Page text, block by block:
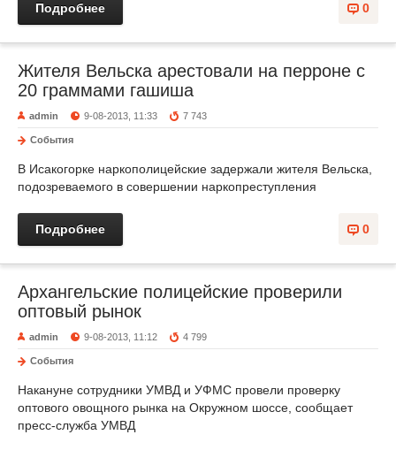
0
Подробнее
Жителя Вельска арестовали на перроне с
20 граммами гашиша
admin 9-08-2013, 11:33 7 743
События
В Исакогорке наркополицейские задержали жителя Вельска,
подозреваемого в совершении наркопреступления
0
Подробнее
Архангельские полицейские проверили
оптовый рынок
admin 9-08-2013, 11:12 4 799
События
Накануне сотрудники УМВД и УФМС провели проверку
оптового овощного рынка на Окружном шоссе, сообщает
пресс-служба УМВД